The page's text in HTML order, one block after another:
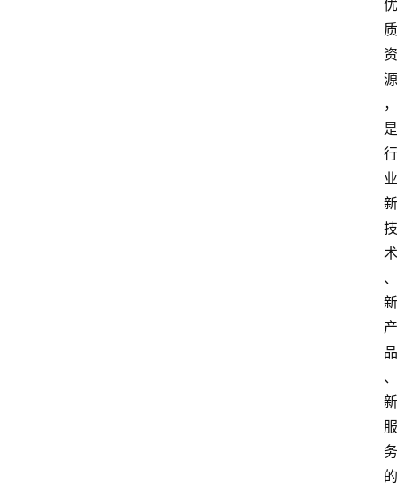
优
质
资
源
，
是
行
业
新
技
术
、
新
产
品
、
新
服
务
的